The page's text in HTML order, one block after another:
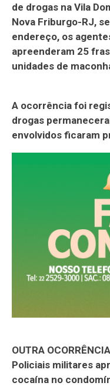
de drogas na Vila
Nova Friburgo-RJ,
endereço, os
apreenderam 25
unidades de
A ocorrência foi
drogas
envolvidos ficaram
OUTRA OCORRÊNCIA
Policiais militares
cocaína no